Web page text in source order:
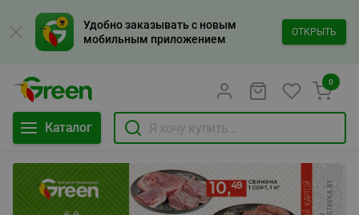
Удобно заказывать с новым
мобильным приложением
ОТКРЫТЬ
Каталог
0